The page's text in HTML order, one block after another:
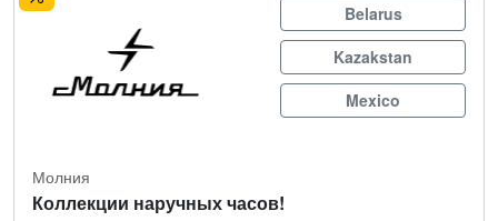
Belarus
Kazakstan
Mexico
Молния
Коллекции наручных часов!